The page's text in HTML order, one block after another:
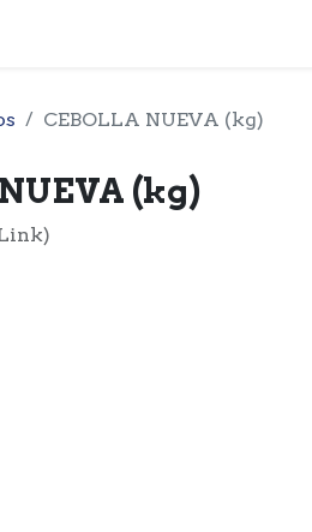
CEBOLLA NUEVA (kg)
(kg)